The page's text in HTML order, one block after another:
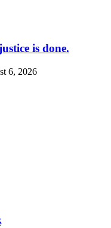
is done.
6, 2026